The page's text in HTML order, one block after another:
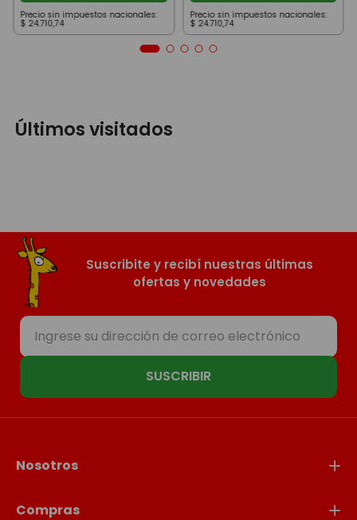
Precio sin impuestos nacionales:
$ 24.710,74
Precio sin impuestos nacionales:
$ 24.710,74
Últimos visitados
Suscribite y recibí nuestras últimas
ofertas y novedades
SUSCRIBIR
Nosotros
Compras